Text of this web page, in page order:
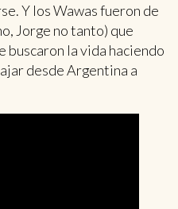
Y los Wawas fueron de
Jorge no tanto) que
buscaron la vida haciendo
desde Argentina a